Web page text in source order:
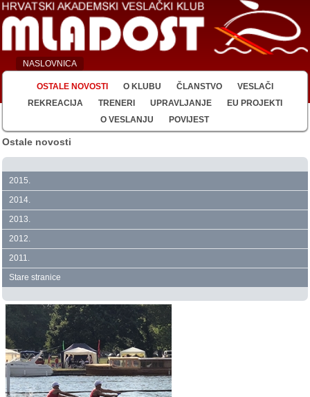
NASLOVNICA
OSTALE NOVOSTI O KLUBU ČLANSTVO
VESLAČI
REKREACIJA
TRENERI UPRAVLJANJE
EU PROJEKTI
O VESLANJU
POVIJEST
Ostale novosti
2015.
2014.
2013.
2012.
2011.
Stare stranice